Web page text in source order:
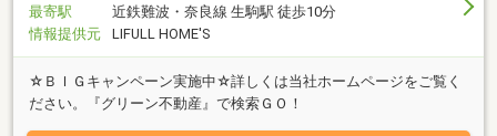
最寄駅
近鉄難波・奈良線 生駒駅 徒歩10分
情報提供元
LIFULL HOME'S
☆ＢＩＧキャンペーン実施中☆詳しくは当社ホームページをご覧く
ださい。『グリーン不動産』で検索ＧＯ！